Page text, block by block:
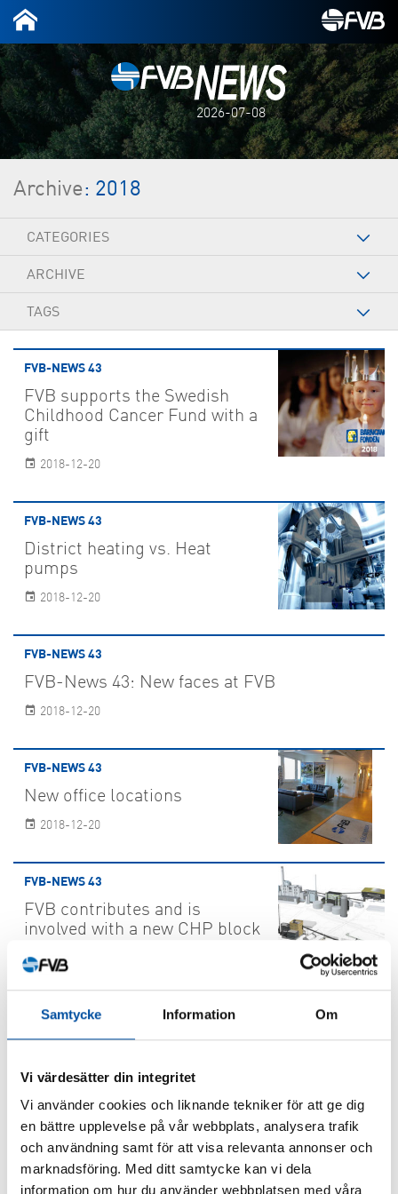
Samtycke Information Om
Vi värdesätter din integritet
Vi använder cookies och liknande tekniker för att ge dig
en bättre upplevelse på vår webbplats, analysera trafik
och användning samt för att visa relevanta annonser och
marknadsföring. Med ditt samtycke kan vi dela
information om hur du använder webbplatsen med våra
2026-07-08
Archive: 2018
CATEGORIES
ARCHIVE
TAGS
FVB-NEWS 43
FVB supports the Swedish
Childhood Cancer Fund with a
gift
2018-12-20
FVB-NEWS 43
District heating vs. Heat
pumps
2018-12-20
FVB-NEWS 43
FVB-News 43: New faces at FVB
2018-12-20
FVB-NEWS 43
New office locations
2018-12-20
FVB-NEWS 43
FVB contributes and is
involved with a new CHP block
FVB-NEWS 43
yields benefits for the economy and the
environment
2018-12-20
FVB-NEWS 43